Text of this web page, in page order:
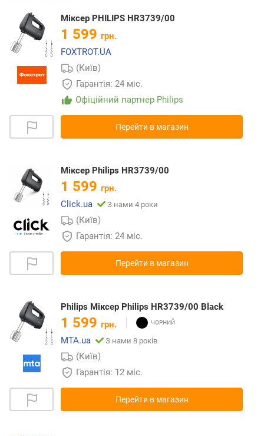
Міксер PHILIPS HR3739/00
1 599 грн.
FOXTROT.UA
(Київ)
Гарантія: 24 міс.
Офіційний партнер Philips
Перейти в магазин
Міксер Philips HR3739/00
1 599 грн.
Click.ua
З нами 4 роки
(Київ)
Гарантія: 24 міс.
Перейти в магазин
Philips Міксер Philips HR3739/00 Black
1 599 грн.
MTA.ua
З нами 8 років
(Київ)
Гарантія: 12 міс.
Перейти в магазин